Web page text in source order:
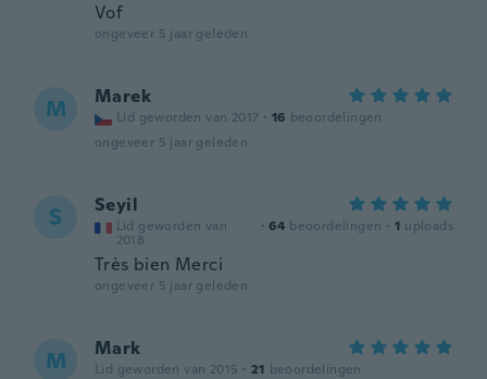
Vof
ongeveer 5 jaar geleden
M Marek
Lid geworden van 2017 · 16 beoordelingen
ongeveer 5 jaar geleden
S Seyil
Lid geworden van
2018
· 64 beoordelingen · 1 uploads
Très bien Merci
ongeveer 5 jaar geleden
M Mark
Lid geworden van 2015 · 21 beoordelingen